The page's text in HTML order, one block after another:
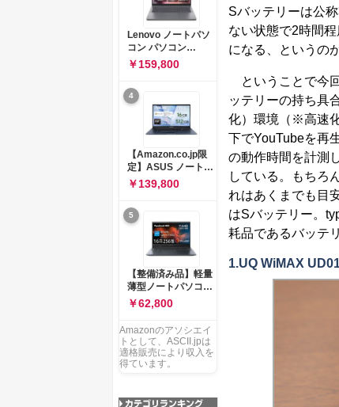
Sバッテリーは公
ない状態で2時間
になる、というの
ということで今
ッテリーの持ち具
化）環境（※高速
下でYouTubeを再
の動作時間を計測
している。もちろ
れはあくまでも目
はSバッテリー。
耗品であるバッテ
1.UQ WiMAX
FMVWK3E15W_AZ
Lenovo ノートパソ
コン パソコン
IdeaPad Slim 3 14.0
インチ AMD
Ryzen™ 5 8640HS
メモリ16GB
SSD512GB
Microsoft 365 試用
版 Windows11 バッ
テリー駆動12.6時間
重量1.39kg ルナグレ
ー 83K9003JJP ノー
トPC
￥159,800
4
【Amazon.co.jp限
定】ASUS ノートパ
ソコン Vivobook 15
M1502NAQ 15.6イ
ンチ AMD Ryzen 7
170 メモリ16GB
SSD 512GB
Microsoft 365
Personal (24か月版)
搭載 Windows 11 重
量1.7kg Wi-Fi 6E ク
ワイエットブルー
M1502NAQ-
￥139,800
5
【整備済み品】軽量
薄型ノートパソコン
dynabook G83 ■
13.3型
FHD(1920x1080) -
高性能第11世代Core
i5-1135G7 - メモリ
16GB - SSD 256GB
USB Type-C - MS
￥62,800
Amazonのアソシエイ
トとして、ASCII.jpは
適格販売により収入を
得ています。